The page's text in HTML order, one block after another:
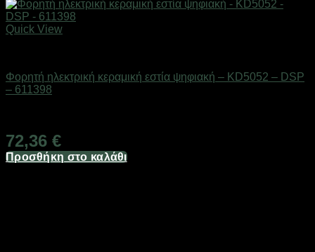
Quick View
Φορητή ηλεκτρική κεραμική εστία ψηφιακή – KD5052 – DSP
– 611398
72,36 €
Προσθήκη στο καλάθι